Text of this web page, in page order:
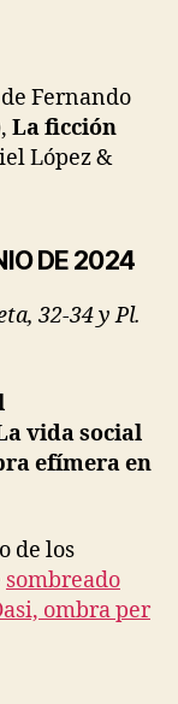
Fernando
La ficción
López &
DE 2024
32-34 y Pl.
vida social
efímera en
de los
sombreado
ombra per